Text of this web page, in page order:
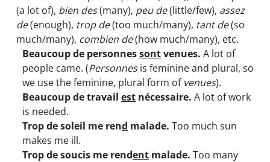
(a lot of), bien des(many), peu de(little/few), assez
de(enough), trop de(too much/many), tant de(so
much/many), combien de(how much/many), etc.
Beaucoup de personnessontvenues. A lot of
people came. (Personnesis feminine and plural, so
we use the feminine, plural form of venues).
Beaucoup de travail est nécessaire. A lot of work
is needed.
Trop de soleil me rend malade. Too much sun
makes me ill.
Trop de soucis me rendent malade. Too many